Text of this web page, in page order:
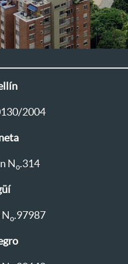
2004
No.314
o.97987